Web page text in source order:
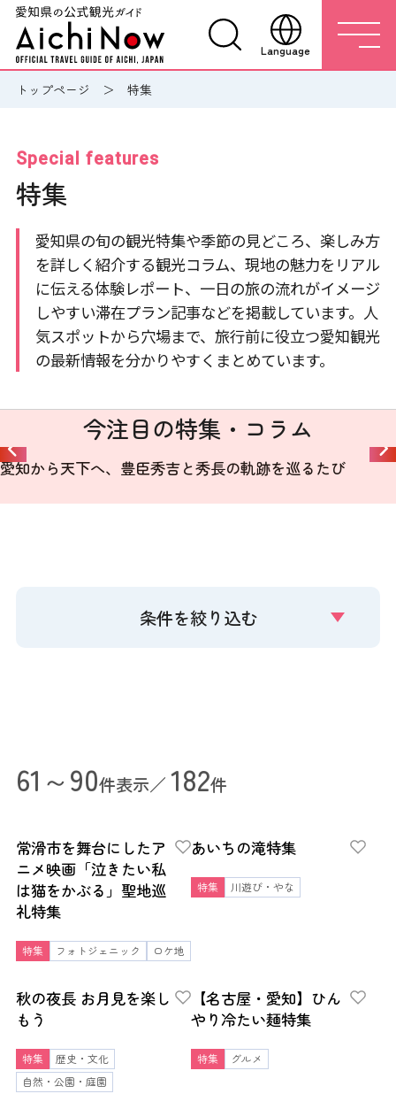
Language
トップページ 特集
Special features
特集
愛知県の旬の観光特集や季節の見どころ、楽しみ方
を詳しく紹介する観光コラム、現地の魅力をリアル
に伝える体験レポート、一日の旅の流れがイメージ
しやすい滞在プラン記事などを掲載しています。人
気スポットから穴場まで、旅行前に役立つ愛知観光
の最新情報を分かりやすくまとめています。
今注目の特集・コラム
愛知から天下へ、豊臣秀吉と秀長の軌跡を巡るたび
条件を絞り込む
61～90件表示／ 182件
常滑市を舞台にしたア
ニメ映画「泣きたい私
は猫をかぶる」聖地巡
礼特集
特集 フォトジェニック ロケ地
あいちの滝特集
特集 川遊び・やな
秋の夜長 お月見を楽し
もう
特集
歴史・文化
自然・公園・庭園
【名古屋・愛知】ひん
やり冷たい麺特集
特集 グルメ